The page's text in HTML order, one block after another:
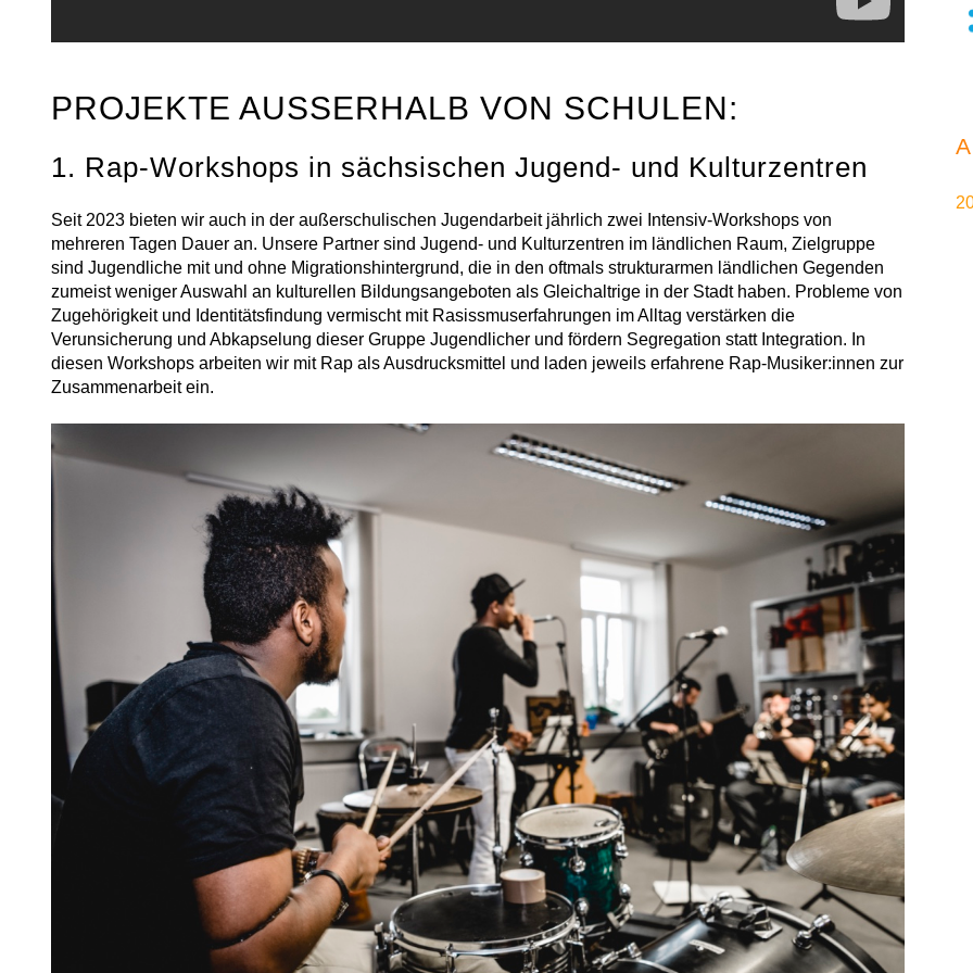
PROJEKTE AUSSERHALB VON SCHULEN:
1. Rap-Workshops in sächsischen Jugend- und Kulturzentren
Seit 2023 bieten wir auch in der außerschulischen Jugendarbeit jährlich zwei Intensiv-Workshops von
mehreren Tagen Dauer an. Unsere Partner sind Jugend- und Kulturzentren im ländlichen Raum, Zielgruppe
sind Jugendliche mit und ohne Migrationshintergrund, die in den oftmals strukturarmen ländlichen Gegenden
zumeist weniger Auswahl an kulturellen Bildungsangeboten als Gleichaltrige in der Stadt haben. Probleme von
Zugehörigkeit und Identitätsfindung vermischt mit Rasissmuserfahrungen im Alltag verstärken die
Verunsicherung und Abkapselung dieser Gruppe Jugendlicher und fördern Segregation statt Integration. In
diesen Workshops arbeiten wir mit Rap als Ausdrucksmittel und laden jeweils erfahrene Rap-Musiker:innen zur
Zusammenarbeit ein.